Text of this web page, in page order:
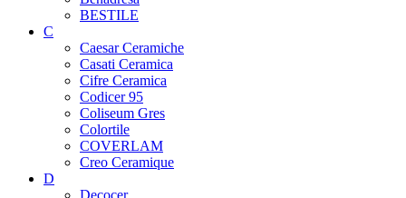
BESTILE
C
Caesar Ceramiche
Casati Ceramica
Cifre Ceramica
Codicer 95
Coliseum Gres
Colortile
COVERLAM
Creo Ceramique
D
Decocer